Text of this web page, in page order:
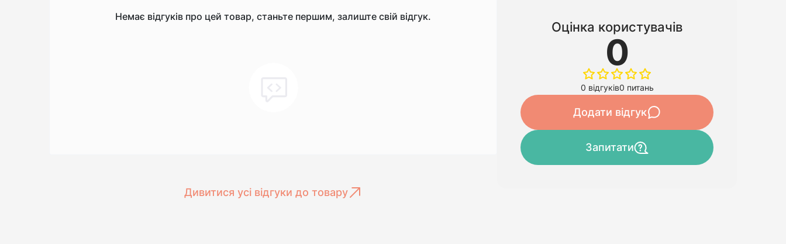
Немає відгуків про цей товар, станьте першим, залиште свій відгук.
Дивитися усі відгуки до товару
Оцінка користувачів
0
0 відгуків0 питань
Додати відгук
Запитати